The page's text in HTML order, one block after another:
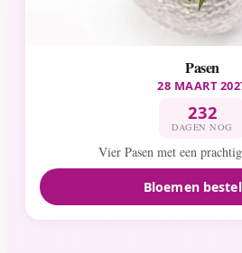
Pasen
28 MAART
232
DAGEN NOG
Vier Pasen met een
Bloemen